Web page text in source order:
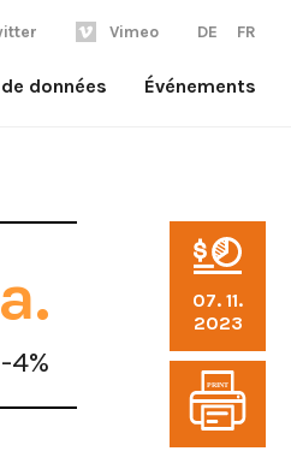
Vimeo DE FR
données Événements
07. 11.
2023
PRINT
-4%